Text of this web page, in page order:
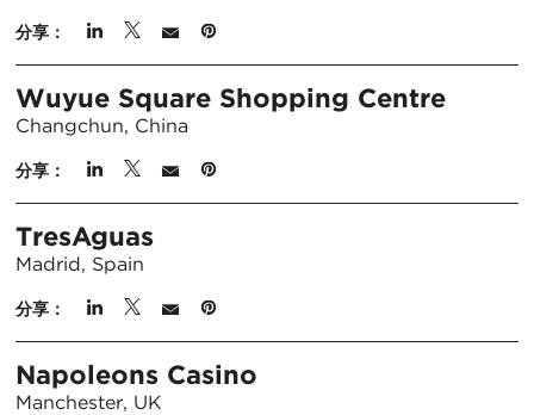
分享：
Wuyue Square Shopping Centre
Changchun, China
分享：
TresAguas
Madrid, Spain
分享：
Napoleons Casino
Manchester, UK